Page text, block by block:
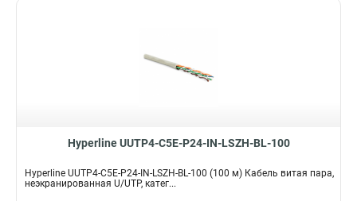
Hyperline UUTP4-C5E-P24-IN-LSZH-BL-100
Hyperline UUTP4-C5E-P24-IN-LSZH-BL-100 (100 м) Кабель витая пара,
неэкранированная U/UTP, катег...